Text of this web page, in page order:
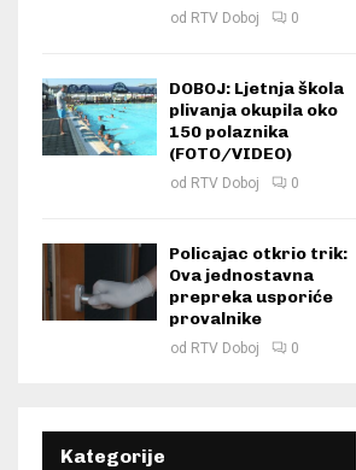
od RTV Doboj 0
DOBOJ: Ljetnja škola
plivanja okupila oko
150 polaznika
(FOTO/VIDEO)
od RTV Doboj 0
Policajac otkrio trik:
Ova jednostavna
prepreka usporiće
provalnike
od RTV Doboj 0
Kategorije